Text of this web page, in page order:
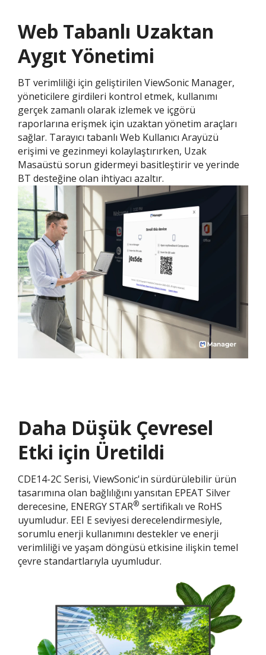
Web Tabanlı Uzaktan
Aygıt Yönetimi
BT verimliliği için geliştirilen ViewSonic Manager,
yöneticilere girdileri kontrol etmek, kullanımı
gerçek zamanlı olarak izlemek ve içgörü
raporlarına erişmek için uzaktan yönetim araçları
sağlar. Tarayıcı tabanlı Web Kullanıcı Arayüzü
erişimi ve gezinmeyi kolaylaştırırken, Uzak
Masaüstü sorun gidermeyi basitleştirir ve yerinde
BT desteğine olan ihtiyacı azaltır.
Daha Düşük Çevresel
Etki için Üretildi​
CDE14-2C Serisi, ViewSonic'in sürdürülebilir ürün
tasarımına olan bağlılığını yansıtan EPEAT Silver
derecesine, ENERGY STAR® sertifikalı ve RoHS
uyumludur. EEI E seviyesi derecelendirmesiyle,
sorumlu enerji kullanımını destekler ve enerji
verimliliği ve yaşam döngüsü etkisine ilişkin temel
çevre standartlarıyla uyumludur.